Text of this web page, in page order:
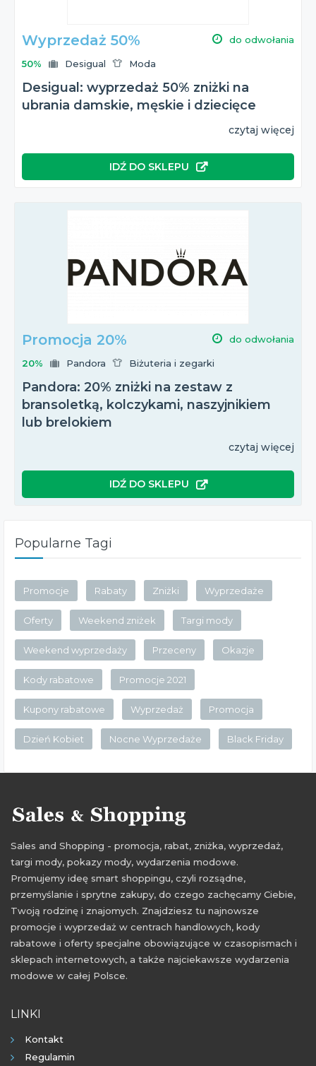
Wyprzedaż 50% do odwołania
50% Desigual Moda
Desigual: wyprzedaż 50% zniżki na
ubrania damskie, męskie i dziecięce
czytaj więcej
IDŹ DO SKLEPU
Promocja 20% do odwołania
20% Pandora Biżuteria i zegarki
Pandora: 20% zniżki na zestaw z
bransoletką, kolczykami, naszyjnikiem
lub brelokiem
czytaj więcej
IDŹ DO SKLEPU
Popularne Tagi
Promocje Rabaty Zniżki Wyprzedaże
Oferty Weekend zniżek Targi mody
Weekend wyprzedaży Przeceny Okazje
Kody rabatowe Promocje 2021
Kupony rabatowe Wyprzedaż Promocja
Dzień Kobiet Nocne Wyprzedaże Black Friday
Sales and Shopping - promocja, rabat, zniżka, wyprzedaż,
targi mody, pokazy mody, wydarzenia modowe.
Promujemy ideę smart shoppingu, czyli rozsądne,
przemyślanie i sprytne zakupy, do czego zachęcamy Ciebie,
Twoją rodzinę i znajomych. Znajdziesz tu najnowsze
promocje i wyprzedaż w centrach handlowych, kody
rabatowe i oferty specjalne obowiązujące w czasopismach i
sklepach internetowych, a także najciekawsze wydarzenia
modowe w całej Polsce.
LINKI
Kontakt
Regulamin